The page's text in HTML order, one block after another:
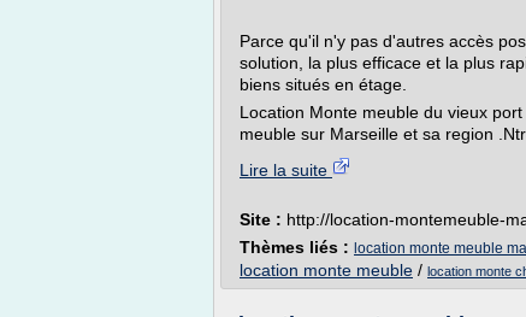
Parce qu'il n'y pas d'autres accès
solution, la plus efficace et la plus
biens situés en étage.
Location Monte meuble du vieux
meuble sur Marseille et sa region
Lire la suite
Site : http://location-montemeuble-
Thèmes liés : location monte meuble
location monte meuble / location monte